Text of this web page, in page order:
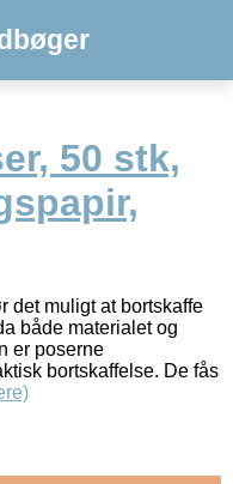
50 stk,
det muligt at bortskaffe
både materialet og
er poserne
bortskaffelse. De fås